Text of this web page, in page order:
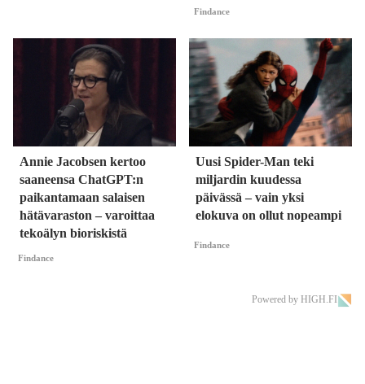
Findance
Annie Jacobsen kertoo
saaneensa ChatGPT:n
paikantamaan salaisen
hätävaraston – varoittaa
tekoälyn bioriskistä
Findance
Uusi Spider-Man teki
miljardin kuudessa
päivässä – vain yksi
elokuva on ollut nopeampi
Findance
Powered by HIGH.FI